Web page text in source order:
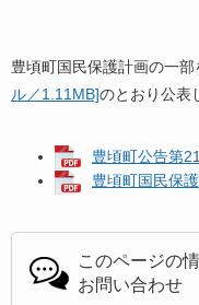
豊頃町国民保護計画の一部
ル／1.11MB]のとおり公表
豊頃町公告第
豊頃町国民保
このページの
お問い合わせ